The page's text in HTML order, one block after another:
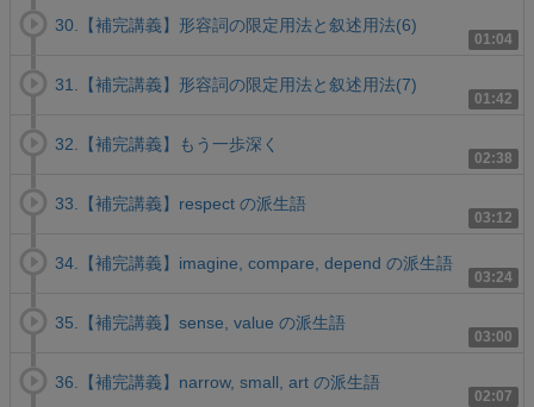
01:04
30.【補完講義】形容詞の限定用法と叙述用法(6)
01:42
31.【補完講義】形容詞の限定用法と叙述用法(7)
02:38
32.【補完講義】もう一歩深く
03:12
33.【補完講義】respect の派生語
03:24
34.【補完講義】imagine, compare, depend の派生語
03:00
35.【補完講義】sense, value の派生語
02:07
36.【補完講義】narrow, small, art の派生語